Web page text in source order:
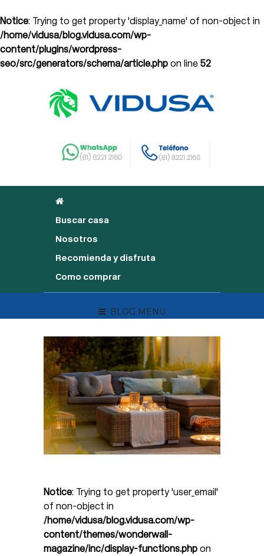
Notice: Trying to get property 'display_name' of non-object in
/home/vidusa/blog.vidusa.com/wp-
content/plugins/wordpress-
seo/src/generators/schema/article.php on line 52
Buscar casa
Nosotros
Recomienda y disfruta
Como comprar
BLOG MENU
Notice: Trying to get property 'user_email'
of non-object in
/home/vidusa/blog.vidusa.com/wp-
content/themes/wonderwall-
magazine/inc/display-functions.php on